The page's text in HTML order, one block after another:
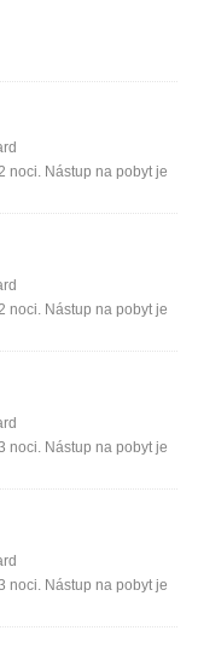
noci. Nástup na pobyt je
noci. Nástup na pobyt je
noci. Nástup na pobyt je
noci. Nástup na pobyt je